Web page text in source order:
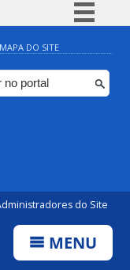
Simplifique!
BR
Participe
MAPA DO SITE
do Site
MENU